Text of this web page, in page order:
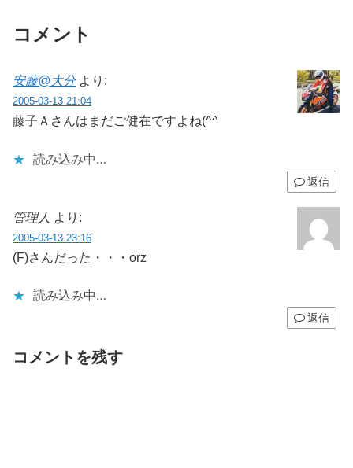
コメント
安藤@大分 より:
2005-03-13 21:04
藤子Ａさんはまだご健在ですよね(^^ゞ
読み込み中…
返信
管理人 より:
2005-03-13 23:16
(F)さんだった・・・orz
読み込み中…
返信
コメントを残す